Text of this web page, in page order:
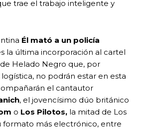
trae el trabajo inteligente y
Él mató a un policía
la última incorporación al cartel
Helado Negro que, por
no podrán estar en esta
el cantautor
, el jovencísimo dúo británico
o Los Pilotos, la mitad de Los
formato más electrónico, entre